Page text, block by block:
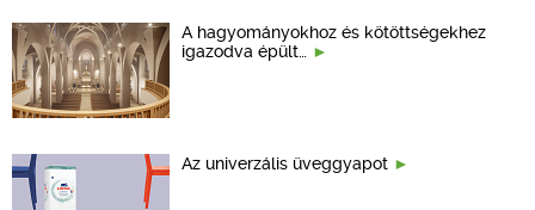
A hagyományokhoz és kötöttségekhez
igazodva épült…
Az univerzális üveggyapot